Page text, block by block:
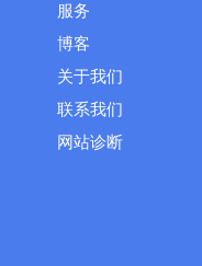
服务
博客
关于我们
联系我们
网站诊断